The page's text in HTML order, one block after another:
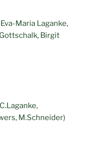
Maria Laganke,
Birgit
M.Schneider)